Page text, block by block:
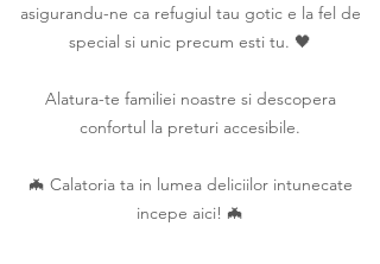
asigurandu-ne ca refugiul tau gotic e la fel de
special si unic precum esti tu. 🖤
Alatura-te familiei noastre si descopera
confortul la preturi accesibile.
🦇 Calatoria ta in lumea deliciilor intunecate
incepe aici! 🦇